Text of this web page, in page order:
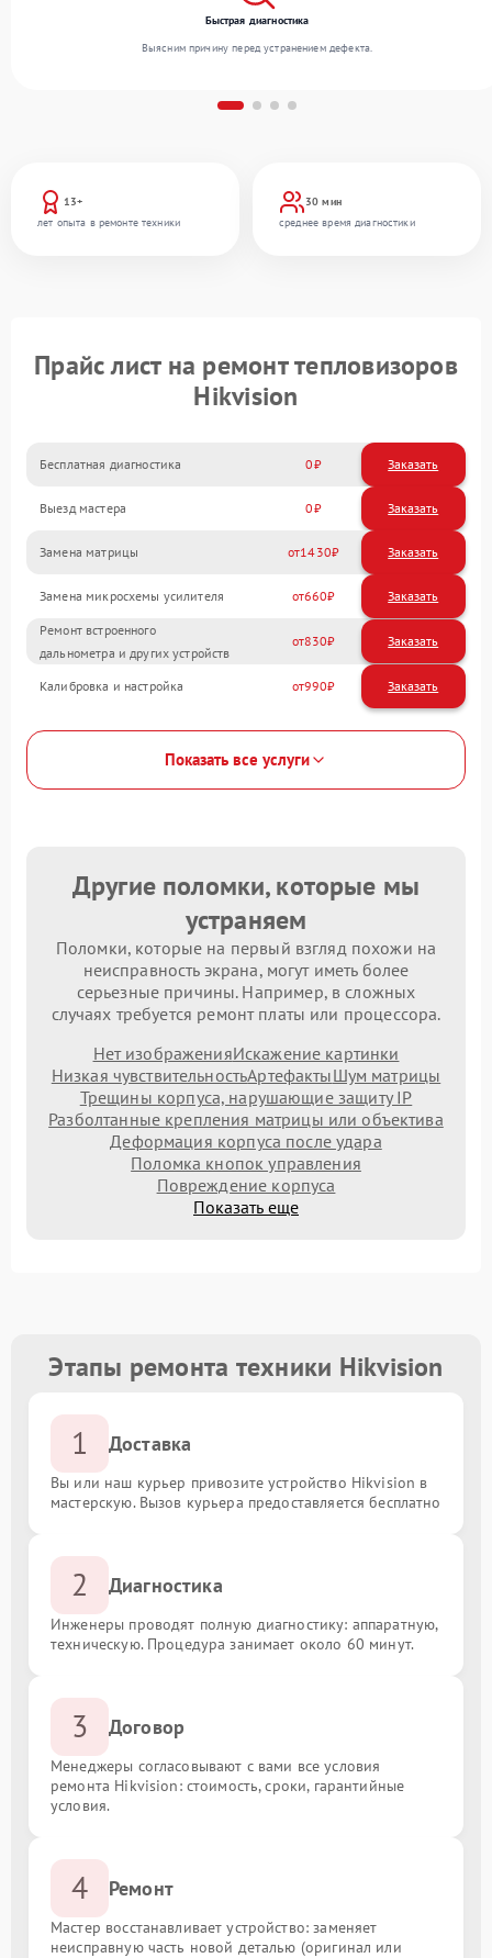
13+
лет опыта в ремонте техники
30 мин
среднее время диагностики
Быстрая диагностика
Выясним причину перед устранением дефекта.
Прайс лист на ремонт тепловизоров
Hikvision
Бесплатная диагностика 0 Заказать
Выезд мастера 0 Заказать
Замена матрицы 1430
Замена микросхемы усилителя 660
Ремонт встроенного
дальнометра и других устройств
830
Калибровка и настройка 990
Показать все услуги
Другие поломки, которые мы
устраняем
Поломки, которые на первый взгляд похожи на
неисправность экрана, могут иметь более
серьезные причины. Например, в сложных
случаях требуется ремонт платы или процессора.
Нет изображенияИскажение картинки
Низкая чувствительностьАртефактыШум матрицы
Трещины корпуса, нарушающие защиту IP
Разболтанные крепления матрицы или объектива
Деформация корпуса после удара
Поломка кнопок управления
Повреждение корпуса
Показать еще
Этапы ремонта техники Hikvision
1 Доставка
Вы или наш курьер привозите устройство Hikvision в
мастерскую. Вызов курьера предоставляется бесплатно
2 Диагностика
Инженеры проводят полную диагностику: аппаратную,
техническую. Процедура занимает около 60 минут.
3 Договор
Менеджеры согласовывают с вами все условия
ремонта Hikvision: стоимость, сроки, гарантийные
условия.
4 Ремонт
Мастер восстанавливает устройство: заменяет
неисправную часть новой деталью (оригинал или